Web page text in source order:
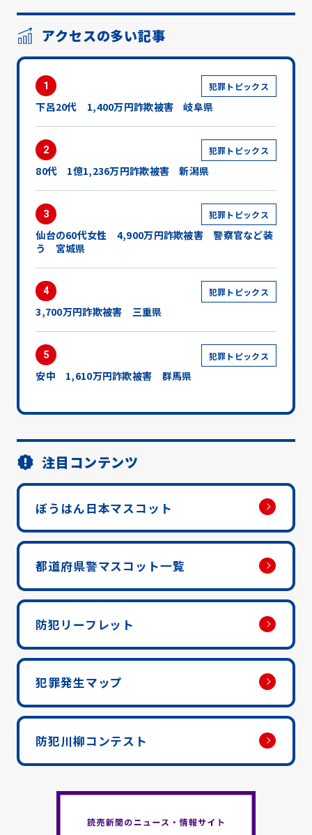
アクセスの多い記事
1 犯罪トピックス
下呂20代 1,400万円詐欺被害 岐阜県
2 犯罪トピックス
80代 1億1,236万円詐欺被害 新潟県
3 犯罪トピックス
仙台の60代女性 4,900万円詐欺被害 警察官など装
う 宮城県
4 犯罪トピックス
3,700万円詐欺被害 三重県
5 犯罪トピックス
安中 1,610万円詐欺被害 群馬県
注目コンテンツ
ぼうはん日本マスコット
都道府県警マスコット一覧
防犯リーフレット
犯罪発生マップ
防犯川柳コンテスト